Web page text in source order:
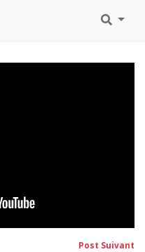
Post Suivant